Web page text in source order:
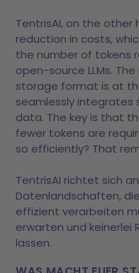
TentrisAI, on the other
reduction in costs,
the number of tokens
open-source LLMs.
storage format is at
seamlessly integrates
data. The key is that
fewer tokens are
so efficiently? That
TentrisAI richtet sich
Datenlandschaften,
effizient verarbeiten
erwarten und keinerlei
lassen.